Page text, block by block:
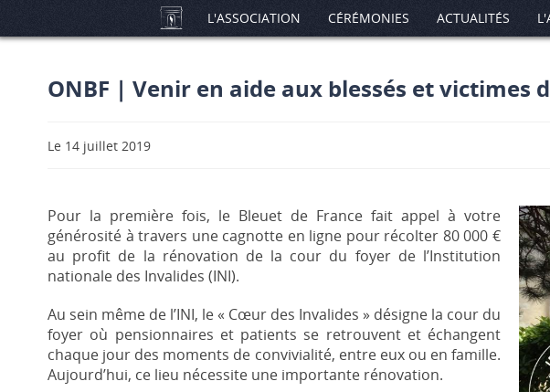
L'ASSOCIATION CÉRÉMONIES ACTUALITÉS
ONBF | Venir en aide aux blessés et victimes
Le 14 juillet 2019
Pour la première fois, le Bleuet de France fait appel à votre
générosité à travers une cagnotte en ligne pour récolter 80 000 €
au profit de la rénovation de la cour du foyer de l’Institution
nationale des Invalides (INI).
Au sein même de l’INI, le « Cœur des Invalides » désigne la cour du
foyer où pensionnaires et patients se retrouvent et échangent
chaque jour des moments de convivialité, entre eux ou en famille.
Aujourd’hui, ce lieu nécessite une importante rénovation.